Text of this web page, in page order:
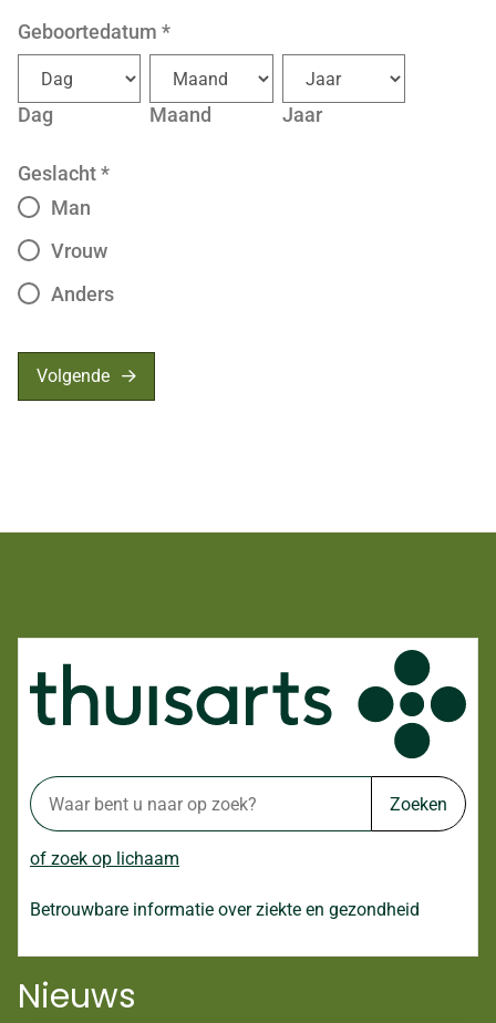
Geboortedatum *
Dag Maand Jaar
Geslacht*
Man
Vrouw
Anders
Volgende
Zoeken
of zoek op lichaam
Betrouwbare informatie over ziekte en gezondheid
Nieuws